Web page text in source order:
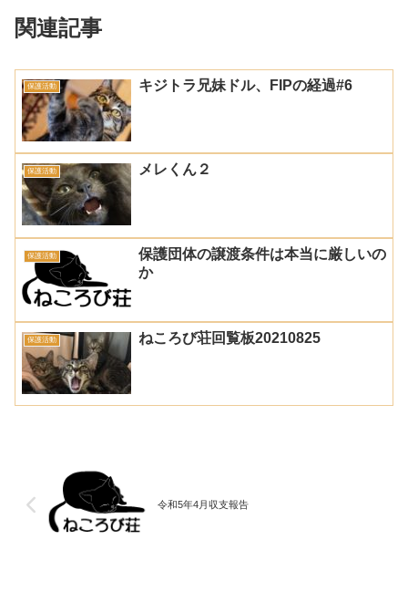
関連記事
保護活動 キジトラ兄妹ドル、FIPの経過#6
保護活動 メレくん２
保護活動
保護団体の譲渡条件は本当に厳しいの
か
保護活動 ねころび荘回覧板20210825
令和5年4月収支報告